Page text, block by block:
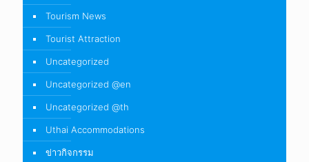
Tourism News
Tourist Attraction
Uncategorized
Uncategorized @en
Uncategorized @th
Uthai Accommodations
ข่าวกิจกรรม